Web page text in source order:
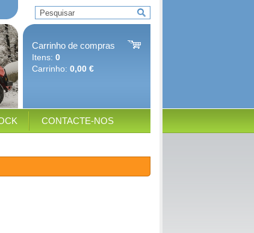
Carrinho de compras
Itens: 0
Carrinho: 0,00 €
CONTACTE-NOS